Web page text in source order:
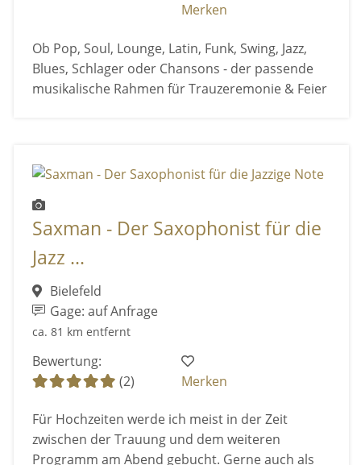
Merken
Ob Pop, Soul, Lounge, Latin, Funk, Swing, Jazz,
Blues, Schlager oder Chansons - der passende
musikalische Rahmen für Trauzeremonie & Feier
Saxman - Der Saxophonist für die
Jazz ...
Bielefeld
Gage: auf Anfrage
ca. 81 km entfernt
Bewertung:
(2)
Merken
Für Hochzeiten werde ich meist in der Zeit
zwischen der Trauung und dem weiteren
Programm am Abend gebucht. Gerne auch als